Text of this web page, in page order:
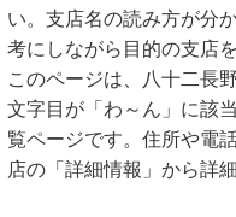
い。支店名の読み方が分
考にしながら目的の支店
このページは、八十二長
文字目が「わ～ん」に該
覧ページです。住所や電
店の「詳細情報」から詳